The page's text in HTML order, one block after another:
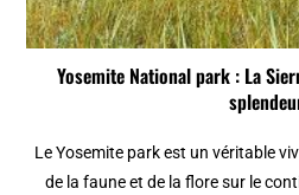
Yosemite National park : La
Le Yosemite park est un véritable
de la faune et de la flore sur le